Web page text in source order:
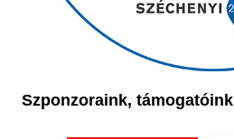
Szponzoraink, támogatóink